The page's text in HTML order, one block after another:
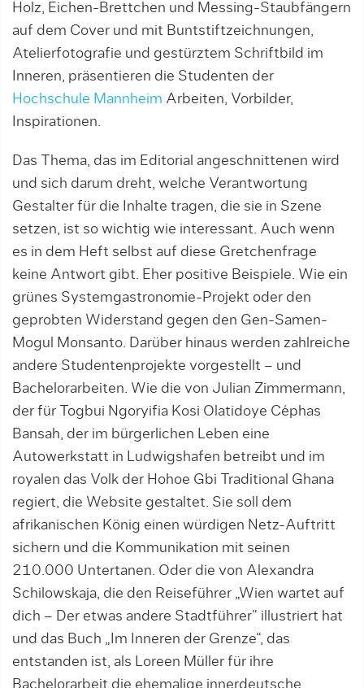
Holz, Eichen-Brettchen und Messing-Staubfängern
auf dem Cover und mit Buntstiftzeichnungen,
Atelierfotografie und gestürztem Schriftbild im
Inneren, präsentieren die Studenten der
Hochschule Mannheim Arbeiten, Vorbilder,
Inspirationen.
Das Thema, das im Editorial angeschnittenen wird
und sich darum dreht, welche Verantwortung
Gestalter für die Inhalte tragen, die sie in Szene
setzen, ist so wichtig wie interessant. Auch wenn
es in dem Heft selbst auf diese Gretchenfrage
keine Antwort gibt. Eher positive Beispiele. Wie ein
grünes Systemgastronomie-Projekt oder den
geprobten Widerstand gegen den Gen-Samen-
Mogul Monsanto. Darüber hinaus werden zahlreiche
andere Studentenprojekte vorgestellt – und
Bachelorarbeiten. Wie die von Julian Zimmermann,
der für Togbui Ngoryifia Kosi Olatidoye Céphas
Bansah, der im bürgerlichen Leben eine
Autowerkstatt in Ludwigshafen betreibt und im
royalen das Volk der Hohoe Gbi Traditional Ghana
regiert, die Website gestaltet. Sie soll dem
afrikanischen König einen würdigen Netz-Auftritt
sichern und die Kommunikation mit seinen
210.000 Untertanen. Oder die von Alexandra
Schilowskaja, die den Reiseführer „Wien wartet auf
dich – Der etwas andere Stadtführer“ illustriert hat
und das Buch „Im Inneren der Grenze“, das
entstanden ist, als Loreen Müller für ihre
Bachelorarbeit die ehemalige innerdeutsche